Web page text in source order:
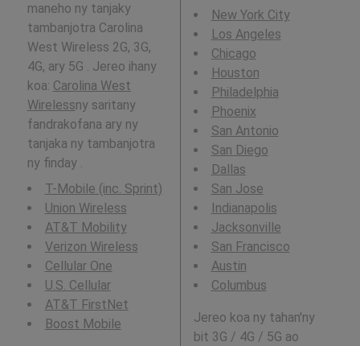
maneho ny tanjaky
tambanjotra Carolina
West Wireless 2G, 3G,
4G, ary 5G . Jereo ihany
koa: Carolina West
Wirelessny saritany
fandrakofana ary ny
tanjaka ny tambanjotra
ny finday .
T-Mobile (inc. Sprint)
Union Wireless
AT&T Mobility
Verizon Wireless
Cellular One
U.S. Cellular
AT&T FirstNet
Boost Mobile
New York City
Los Angeles
Chicago
Houston
Philadelphia
Phoenix
San Antonio
San Diego
Dallas
San Jose
Indianapolis
Jacksonville
San Francisco
Austin
Columbus
Jereo koa ny tahan'ny
bit 3G / 4G / 5G ao